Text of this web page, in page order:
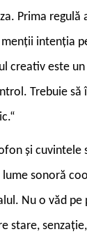
Prima regulă
menții intenția
creativ este
Trebuie să
și cuvintele
sonoră
Nu o văd
stare,